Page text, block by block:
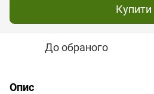
Купити
До обраного
Опис